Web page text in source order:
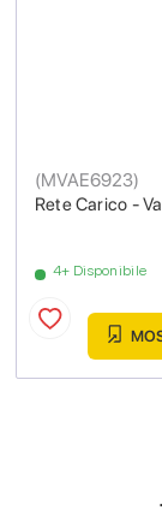
Rete Carico -
(MVAE6923)
4+ Disponibile